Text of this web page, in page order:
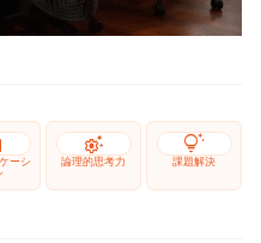
ーシ
settings_suggest
論理的思考力
tips_and_updates
課題解決